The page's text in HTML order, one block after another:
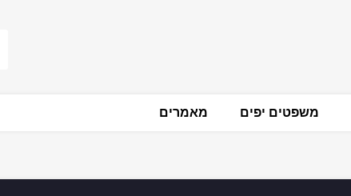
משפטים יפים מאמרים